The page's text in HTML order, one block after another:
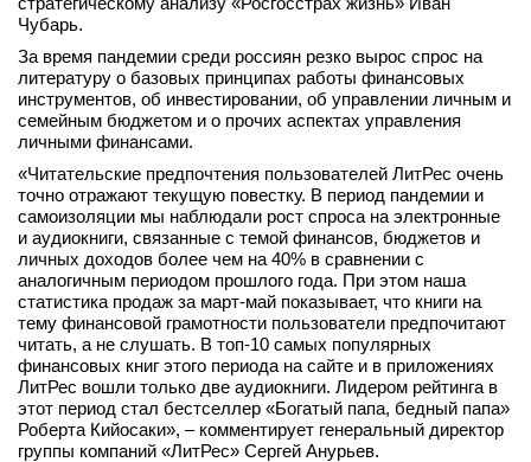
Чубарь.
За время пандемии среди россиян резко вырос спрос на
литературу о базовых принципах работы финансовых
инструментов, об инвестировании, об управлении личным и
семейным бюджетом и о прочих аспектах управления
личными финансами.
«Читательские предпочтения пользователей ЛитРес очень
точно отражают текущую повестку. В период пандемии и
самоизоляции мы наблюдали рост спроса на электронные
и аудиокниги, связанные с темой финансов, бюджетов и
личных доходов более чем на 40% в сравнении с
аналогичным периодом прошлого года. При этом наша
статистика продаж за март-май показывает, что книги на
тему финансовой грамотности пользователи предпочитают
читать, а не слушать. В топ-10 самых популярных
финансовых книг этого периода на сайте и в приложениях
ЛитРес вошли только две аудиокниги. Лидером рейтинга в
этот период стал бестселлер «Богатый папа, бедный папа»
Роберта Кийосаки», – комментирует генеральный директор
группы компаний «ЛитРес» Сергей Анурьев.